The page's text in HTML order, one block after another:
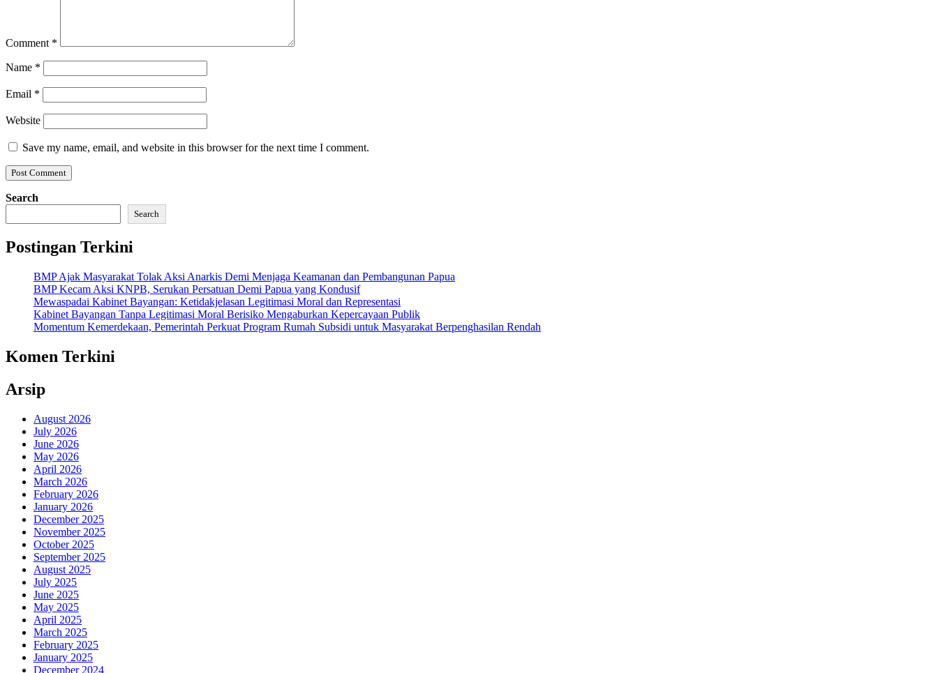
Comment *
Name *
Email *
Website
Save my name, email, and website in this browser for the next time I comment.
Search
Search
Postingan Terkini
BMP Ajak Masyarakat Tolak Aksi Anarkis Demi Menjaga Keamanan dan Pembangunan Papua
BMP Kecam Aksi KNPB, Serukan Persatuan Demi Papua yang Kondusif
Mewaspadai Kabinet Bayangan: Ketidakjelasan Legitimasi Moral dan Representasi
Kabinet Bayangan Tanpa Legitimasi Moral Berisiko Mengaburkan Kepercayaan Publik
Momentum Kemerdekaan, Pemerintah Perkuat Program Rumah Subsidi untuk Masyarakat Berpenghasilan Rendah
Komen Terkini
Arsip
August 2026
July 2026
June 2026
May 2026
April 2026
March 2026
February 2026
January 2026
December 2025
November 2025
October 2025
September 2025
August 2025
July 2025
June 2025
May 2025
April 2025
March 2025
February 2025
January 2025
December 2024